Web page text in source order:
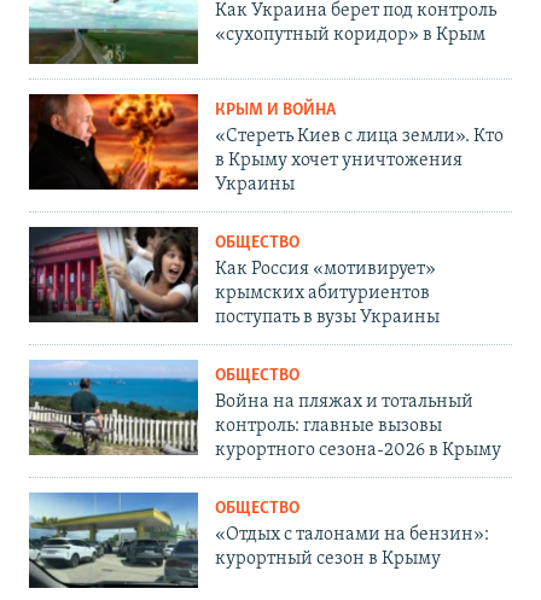
Как Украина берет под контроль
«сухопутный коридор» в Крым
КРЫМ И ВОЙНА
«Стереть Киев с лица земли». Кто
в Крыму хочет уничтожения
Украины
ОБЩЕСТВО
Как Россия «мотивирует»
крымских абитуриентов
поступать в вузы Украины
ОБЩЕСТВО
Война на пляжах и тотальный
контроль: главные вызовы
курортного сезона-2026 в Крыму
ОБЩЕСТВО
«Отдых с талонами на бензин»:
курортный сезон в Крыму